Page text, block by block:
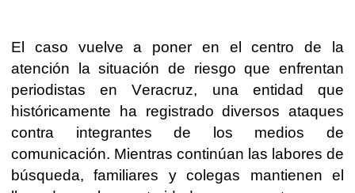
El caso vuelve a poner en el centro de la
atención la situación de riesgo que enfrentan
periodistas en Veracruz, una entidad que
históricamente ha registrado diversos ataques
contra integrantes de los medios de
comunicación. Mientras continúan las labores de
búsqueda, familiares y colegas mantienen el